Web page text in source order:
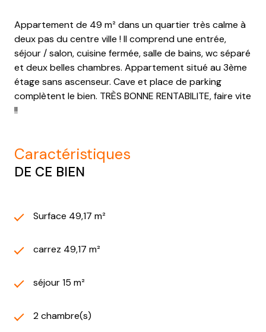
Appartement de 49 m² dans un quartier très calme à
deux pas du centre ville ! Il comprend une entrée,
séjour / salon, cuisine fermée, salle de bains, wc séparé
et deux belles chambres. Appartement situé au 3ème
étage sans ascenseur. Cave et place de parking
complètent le bien. TRÈS BONNE RENTABILITE, faire vite
!!
caractéristiques
DE CE BIEN
Surface 49,17 m²
carrez 49,17 m²
séjour 15 m²
2 chambre(s)